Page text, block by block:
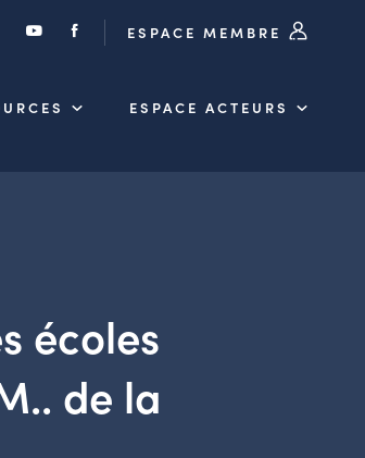
ESPACE MEMBRE
ESPACE ACTEURS
écoles
de la